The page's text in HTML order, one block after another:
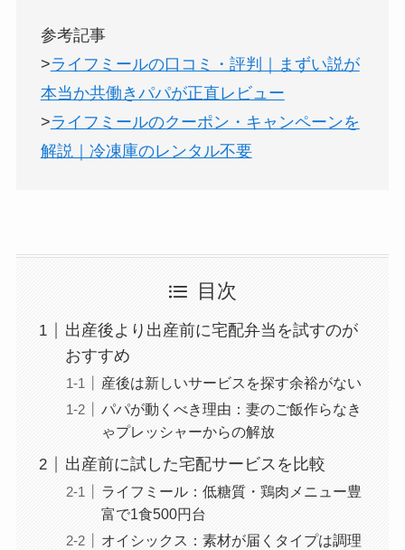
参考記事
>ライフミールの口コミ・評判｜まずい説が
本当か共働きパパが正直レビュー
>ライフミールのクーポン・キャンペーンを
解説｜冷凍庫のレンタル不要
目次
出産後より出産前に宅配弁当を試すのが
おすすめ
産後は新しいサービスを探す余裕がない
パパが動くべき理由：妻のご飯作らなき
ゃプレッシャーからの解放
出産前に試した宅配サービスを比較
ライフミール：低糖質・鶏肉メニュー豊
富で1食500円台
オイシックス：素材が届くタイプは調理